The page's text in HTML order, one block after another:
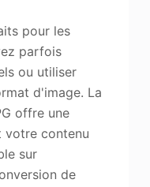
pour les
parfois
ou utiliser
d'image. La
offre une
votre contenu
sur
de